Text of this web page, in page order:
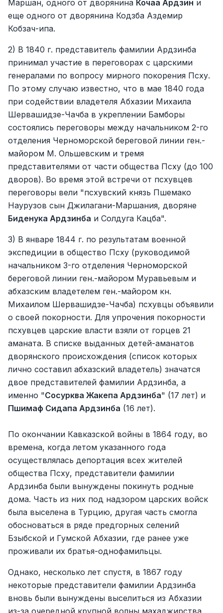
Маршан, одного от дворянина Кочаа Ардзин и
еще одного от дворянина Кодзба Аздемир
Кобзач-ипа.
2) В 1840 г. представитель фамилии Ардзинба
принимал участие в переговорах с царскими
генералами по вопросу мирного покорения Псху.
По этому случаю известно, что в мае 1840 года
при содействии владетеля Абхазии Михаила
Шервашидзе-Чачба в укреплении Бамборы
состоялись переговоры между начальником 2-го
отделения Черноморской береговой линии ген.-
майором М. Ольшевским и тремя
представителями от части общества Псху (до 100
дворов). Во время этой встречи от псхувцев
переговоры вели "псхувский князь Пшемако
Наурузов сын Джилагани-Маршания, дворяне
Биденука Ардзинба и Солдуга Кацба".
3) В январе 1844 г. по результатам военной
экспедиции в общество Псху (руководимой
начальником 3-го отделения Черноморской
береговой линии ген.-майором Муравьевым и
абхазским владетелем ген.-майором кн.
Михаилом Шервашидзе-Чачба) псхувцы объявили
о своей покорности. Для упрочения покорности
псхувцев царские власти взяли от горцев 21
аманата. В списке выданных детей-аманатов
дворянского происхождения (список которых
лично составил абхазский владетель) значатся
двое представителей фамилии Ардзинба, а
именно "Сосурква Жакепа Ардзинба" (17 лет) и
Пшимаф Сидапа Ардзинба (16 лет).
По окончании Кавказской войны в 1864 году, во
времена, когда летом указанного года
осуществлялась депортация всех жителей
общества Псху, представители фамилии
Ардзинба были вынуждены покинуть родные
дома. Часть из них под надзором царских войск
была выселена в Турцию, другая часть смогла
обосноваться в ряде предгорных селений
Бзыбской и Гумской Абхазии, где ранее уже
проживали их братья-однофамильцы.
Однако, несколько лет спустя, в 1867 году
некоторые представители фамилии Ардзинба
вновь были вынуждены выселиться из Абхазии
из-за очередной крупной волны махаджирства,